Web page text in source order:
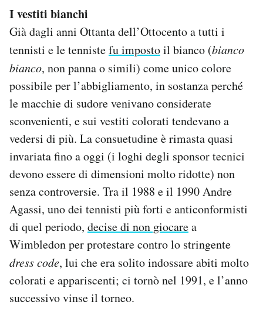
I vestiti bianchi
Già dagli anni Ottanta dell’Ottocento a tutti i
tennisti e le tennistefu impostoil bianco (bianco
bianco, non panna o simili) come unico colore
possibile per l’abbigliamento, in sostanza perché
le macchie di sudore venivano considerate
sconvenienti, e sui vestiti colorati tendevano a
vedersi di più. La consuetudine è rimasta quasi
invariata fino a oggi (i loghi degli sponsor tecnici
devono essere di dimensioni molto ridotte) non
senza controversie. Tra il 1988 e il 1990 Andre
Agassi, uno dei tennisti più forti e anticonformisti
di quel periodo, decise di non giocarea
Wimbledon per protestare contro lo stringente
dress code, lui che era solito indossare abiti molto
colorati e appariscenti; ci tornò nel 1991, e l’anno
successivo vinse il torneo.